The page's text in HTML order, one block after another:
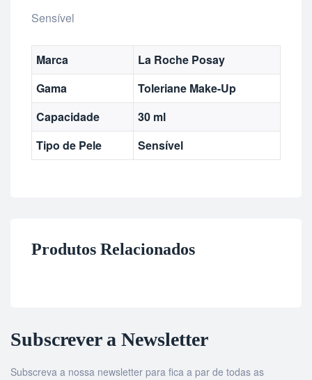
Sensível
Marca
La Roche Posay
Gama
Toleriane Make-Up
Capacidade
30 ml
Tipo de Pele
Sensível
Produtos Relacionados
Subscrever a Newsletter
Subscreva a nossa newsletter para fica a par de todas as